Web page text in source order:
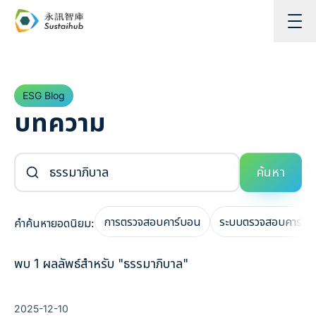
ข้ามไปยังเนื้อหา
ESG Blog
บทความ
ค้นหาบทความ
ค้นหา
คำค้นหายอดนิยม: การตรวจสอบคาร์บอน ระบบตรวจสอบคาร์บ
พบ 1 ผลลัพธ์สำหรับ "ธรรมาภิบาล"
2025-12-10